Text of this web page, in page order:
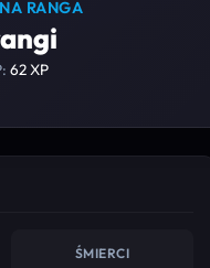
RANGA
62 XP
ŚMIERCI